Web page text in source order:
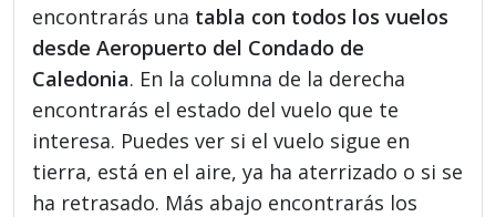
encontrarás una tabla con todos los vuelos
desde Aeropuerto del Condado de
Caledonia. En la columna de la derecha
encontrarás el estado del vuelo que te
interesa. Puedes ver si el vuelo sigue en
tierra, está en el aire, ya ha aterrizado o si se
ha retrasado. Más abajo encontrarás los